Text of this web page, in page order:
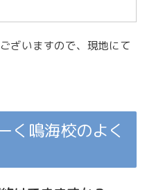
ざいますので、現地にて
く鳴海校のよく